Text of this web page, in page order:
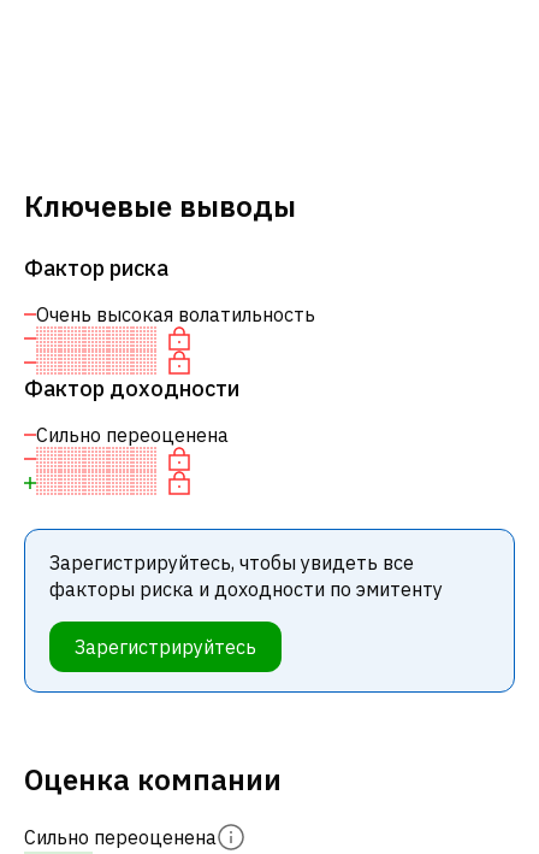
Ключевые выводы
Фактор риска
Очень высокая волатильность
Фактор доходности
Сильно переоценена
Зарегистрируйтесь, чтобы увидеть все
факторы риска и доходности по эмитенту
Зарегистрируйтесь
Оценка компании
Сильно переоценена